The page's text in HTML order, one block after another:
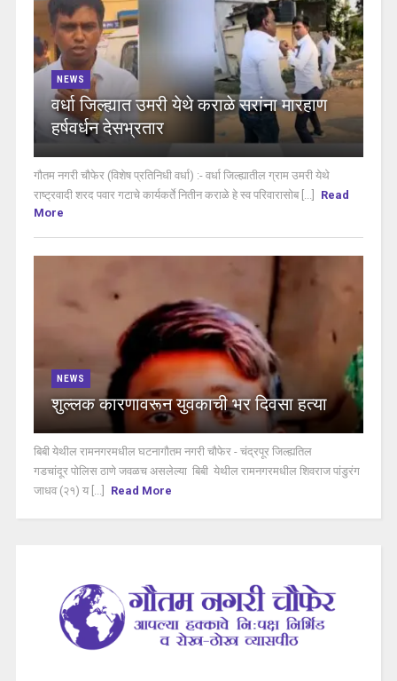
NEWS
वर्धा जिल्ह्यात उमरी येथे कराळे सरांना मारहाण
हर्षवर्धन देसभ्रतार
गौतम नगरी चौफेर (विशेष प्रतिनिधी वर्धा) :- वर्धा जिल्ह्यातील ग्राम उमरी येथे
राष्ट्रवादी शरद पवार गटाचे कार्यकर्ते नितीन कराळे हे स्व परिवारासोब [...]
Read
More
NEWS
शुल्लक कारणावरून युवकाची भर दिवसा हत्या
बिबी येथील रामनगरमधील घटनागौतम नगरी चौफेर - चंद्रपूर जिल्ह्यतिल
गडचांदूर पोलिस ठाणे जवळच असलेल्या बिबी येथील रामनगरमधील शिवराज पांडुरंग
जाधव (२१) य [...]
Read More